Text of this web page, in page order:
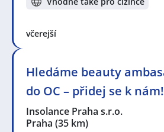
včerejší
Hledáme beauty
do OC – přidej se k nám!
Insolance Praha s.r.o.
Praha (35 km)